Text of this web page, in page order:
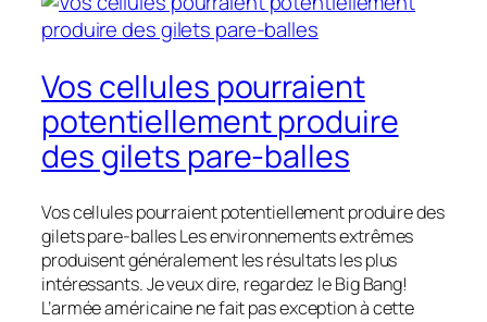
Vos cellules pourraient
potentiellement produire
des gilets pare-balles
Vos cellules pourraient potentiellement produire des
gilets pare-balles Les environnements extrêmes
produisent généralement les résultats les plus
intéressants. Je veux dire, regardez le Big Bang!
L’armée américaine ne fait pas exception à cette